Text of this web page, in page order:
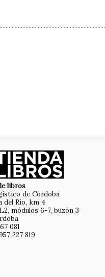
libros
de Córdoba
del Río, km 4
módulos 6-7, buzón 3
081
227 819